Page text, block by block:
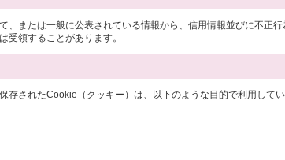
または一般に公表されている情報から、信用情報並びに不正
領することがあります。
されたCookie（クッキー）は、以下のような目的で利用してい